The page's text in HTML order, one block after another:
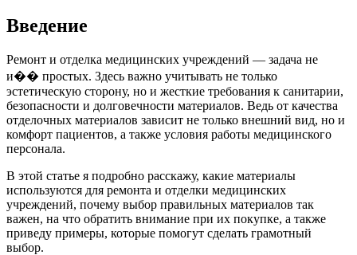
Введение
Ремонт и отделка медицинских учреждений — задача не
и�� простых. Здесь важно учитывать не только
эстетическую сторону, но и жесткие требования к санитарии,
безопасности и долговечности материалов. Ведь от качества
отделочных материалов зависит не только внешний вид, но и
комфорт пациентов, а также условия работы медицинского
персонала.
В этой статье я подробно расскажу, какие материалы
используются для ремонта и отделки медицинских
учреждений, почему выбор правильных материалов так
важен, на что обратить внимание при их покупке, а также
приведу примеры, которые помогут сделать грамотный
выбор.